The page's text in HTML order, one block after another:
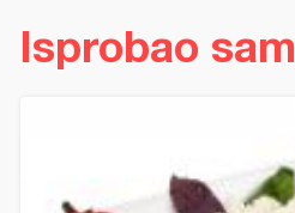
Isprobao sam